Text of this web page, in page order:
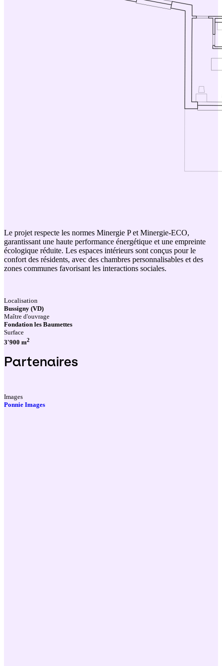
Le projet respecte les normes Minergie P et Minergie-ECO,
garantissant une haute performance énergétique et une empreinte
écologique réduite. Les espaces intérieurs sont conçus pour le
confort des résidents, avec des chambres personnalisables et des
zones communes favorisant les interactions sociales.
Localisation
Bussigny (VD)
Maître d'ouvrage
Fondation les Baumettes
Surface
3'900 m2
Partenaires
Images
Ponnie Images